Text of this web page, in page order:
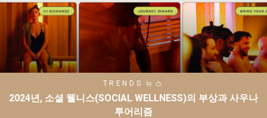
TRENDS 뉴스
2024년, 소셜 웰니스(SOCIAL WELLNESS)의 부상과 사우나
투어리즘